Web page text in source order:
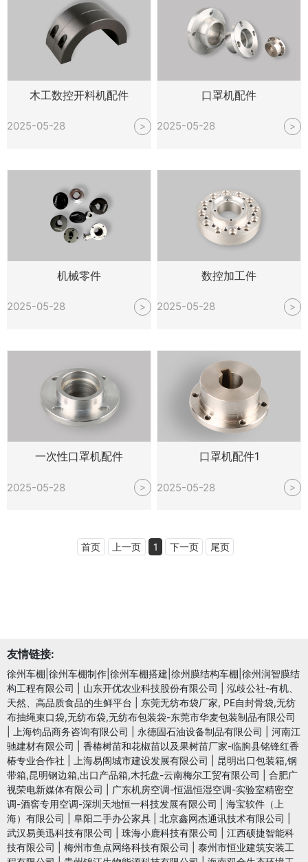
木工数控开料机配件
2025-05-28 >
口罩机配件
2025-05-28 >
机械零件
2025-05-28 >
数控加工件
2025-05-28 >
一次性口罩机配件
2025-05-28 >
口罩机配件1
2025-05-28 >
首页 上一页 1 下一页 尾页
友情链接:
徐州车棚|徐州车棚制作|徐州车棚搭建|徐州膜结构车棚|徐州润智膜结
构工程有限公司
山东开优农业科技股份有限公司
泓歧公社-有机、
天然、高品质食品的生鲜平台
东莞无纺布袋厂家, PE自封骨袋,无纺
布抽绳束口袋,无纺布袋,无纺布包装袋-东莞市华麦包装制品有限公司
上海钧品商务咨询有限公司 永德固石油设备制品有限公司
河南江
驰建材有限公司
香椿树苗和花椒苗以及果树苗厂家-临朐县铭锋红香
椿专业合作社
上海易阁城市建设发展有限公司
昆明出口包装箱,钢
带箱,昆明钢边箱,出口产品箱,木托盘-云南梅尔工贸有限公司
合肥广
视荣电新媒体有限公司
广东机房空调-恒温恒湿空调-实验室精密空
调-酒窖专用空调-深圳天地恒一科技发展有限公司
海宝软件（上
海）有限公司
阜阳二手办公家具 北京鑫网杰通讯技术有限公司
武汉易美迅科技有限公司
珠海小鹿科技有限公司
江西硕捷智能科
技有限公司
梅州市鱼点网络科技有限公司
泰州市恒业建筑安装工